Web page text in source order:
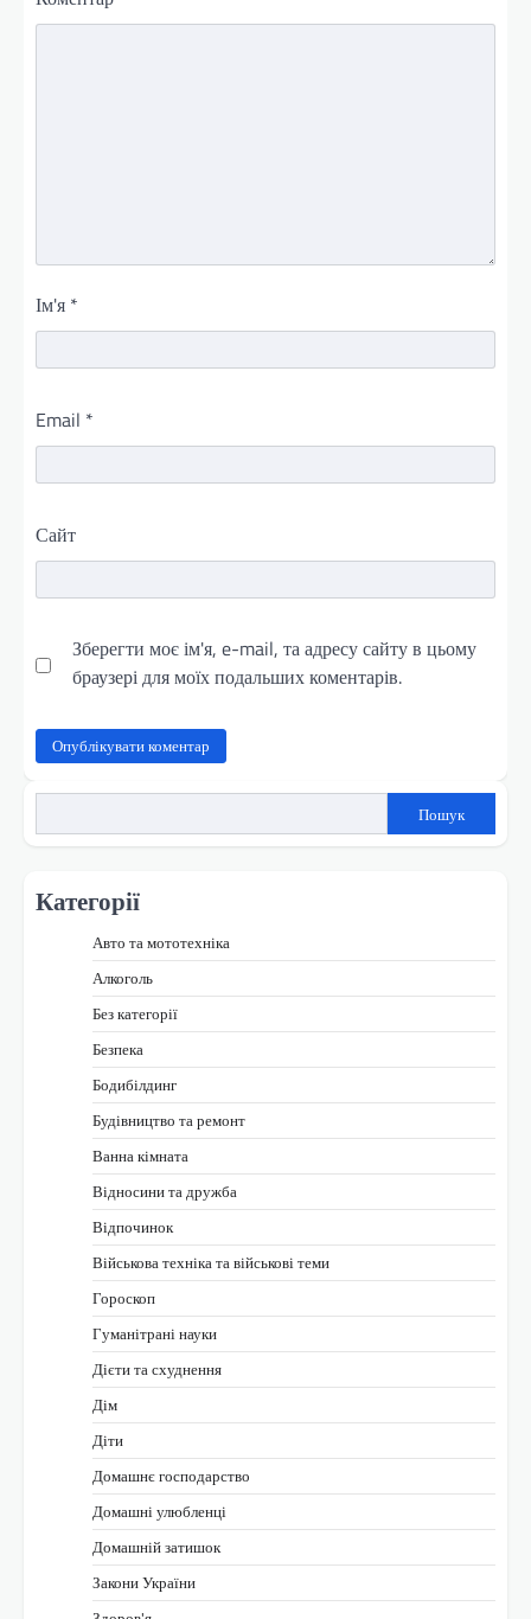
Ім'я *
Email *
Сайт
Зберегти моє ім'я, e-mail, та адресу сайту в цьому
браузері для моїх подальших коментарів.
Пошук
Категорії
Авто та мототехніка
Алкоголь
Без категорії
Безпека
Бодибілдинг
Будівництво та ремонт
Ванна кімната
Відносини та дружба
Відпочинок
Військова техніка та військові теми
Гороскоп
Гуманітрані науки
Дієти та схуднення
Дім
Діти
Домашнє господарство
Домашні улюбленці
Домашній затишок
Закони України